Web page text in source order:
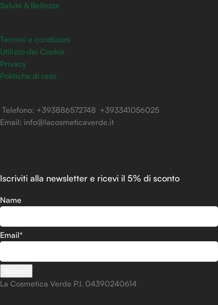
Salute & Bellezza
Termini e condizioni
Utilizzo dei Cookie
Privacy
Politiche di reso
Telefono: +393886572748 +393341056025
Email: info@lacosmeticaverde.it
Iscriviti alla newsletter e ricevi il 5% di sconto
Name
Email*
La Cosmetica Verde P.I. 04390240614